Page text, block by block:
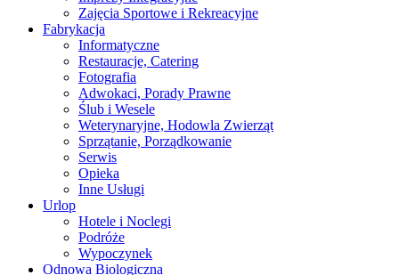
Zajęcia Sportowe i Rekreacyjne
Fabrykacja
Informatyczne
Restauracje, Catering
Fotografia
Adwokaci, Porady Prawne
Ślub i Wesele
Weterynaryjne, Hodowla Zwierząt
Sprzątanie, Porządkowanie
Serwis
Opieka
Inne Usługi
Urlop
Hotele i Noclegi
Podróże
Wypoczynek
Odnowa Biologiczna